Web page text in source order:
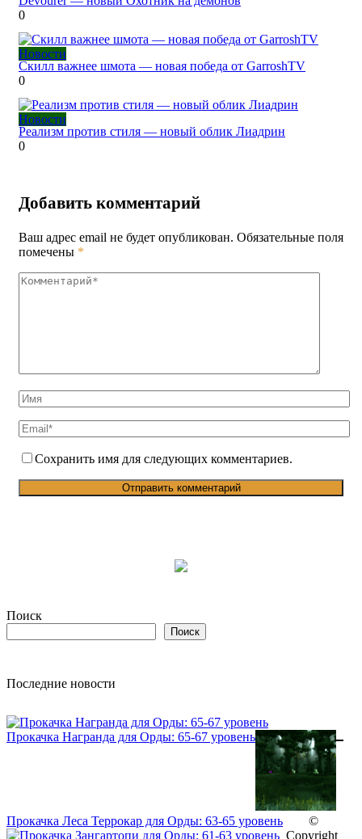
0
Новости
Скилл важнее шмота — новая победа от GarroshTV
0
Новости
Реализм против стиля — новый облик Лиадрин
0
Добавить комментарий
Ваш адрес email не будет опубликован. Обязательные поля
помечены *
Сохранить имя для следующих комментариев.
Поиск
Поиск
Последние новости
Прокачка Награнда для Орды: 65-67 уровень
Прокачка Леса Террокар для Орды: 63-65 уровень
©
Copyright